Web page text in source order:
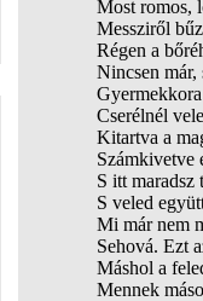
Most romos,
Messziről
Régen a
Nincsen már,
Cserélnél
Kitartva a
Számkivetve
S itt maradsz
S veled
Mi már nem
Sehová. Ezt
Máshol a
Mennek